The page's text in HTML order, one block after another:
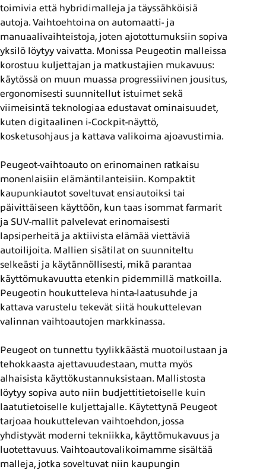
toimivia että hybridimalleja ja täyssähköisiä
autoja. Vaihtoehtoina on automaatti- ja
manuaalivaihteistoja, joten ajotottumuksiin sopiva
yksilö löytyy vaivatta. Monissa Peugeotin malleissa
korostuu kuljettajan ja matkustajien mukavuus:
käytössä on muun muassa progressiivinen jousitus,
ergonomisesti suunnitellut istuimet sekä
viimeisintä teknologiaa edustavat ominaisuudet,
kuten digitaalinen i-Cockpit-näyttö,
kosketusohjaus ja kattava valikoima ajoavustimia.
Peugeot-vaihtoauto on erinomainen ratkaisu
monenlaisiin elämäntilanteisiin. Kompaktit
kaupunkiautot soveltuvat ensiautoiksi tai
päivittäiseen käyttöön, kun taas isommat farmarit
ja SUV-mallit palvelevat erinomaisesti
lapsiperheitä ja aktiivista elämää viettäviä
autoilijoita. Mallien sisätilat on suunniteltu
selkeästi ja käytännöllisesti, mikä parantaa
käyttömukavuutta etenkin pidemmillä matkoilla.
Peugeotin houkutteleva hinta-laatusuhde ja
kattava varustelu tekevät siitä houkuttelevan
valinnan vaihtoautojen markkinassa.
Peugeot on tunnettu tyylikkäästä muotoilustaan ja
tehokkaasta ajettavuudestaan, mutta myös
alhaisista käyttökustannuksistaan. Mallistosta
löytyy sopiva auto niin budjettitietoiselle kuin
laatutietoiselle kuljettajalle. Käytettynä Peugeot
tarjoaa houkuttelevan vaihtoehdon, jossa
yhdistyvät moderni tekniikka, käyttömukavuus ja
luotettavuus. Vaihtoautovalikoimamme sisältää
malleja, jotka soveltuvat niin kaupungin